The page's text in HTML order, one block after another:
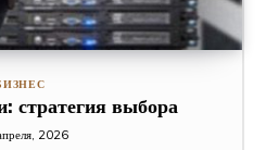
стратегия выбора
2026